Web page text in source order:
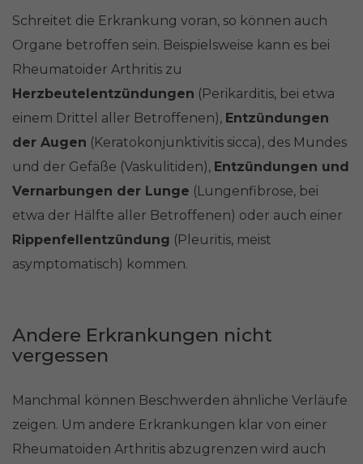
Schreitet die Erkrankung voran, so können auch
Organe betroffen sein. Beispielsweise kann es bei
Rheumatoider Arthritis zu
Herzbeutelentzündungen (Perikarditis, bei etwa
einem Drittel aller Betroffenen), Entzündungen
der Augen (Keratokonjunktivitis sicca), des Mundes
und der Gefäße (Vaskulitiden), Entzündungen und
Vernarbungen der Lunge (Lungenfibrose, bei
etwa der Hälfte aller Betroffenen) oder auch einer
Rippenfellentzündung (Pleuritis, meist
asymptomatisch) kommen.
Andere Erkrankungen nicht
vergessen
Manchmal können Beschwerden ähnliche Verläufe
zeigen. Um andere Erkrankungen klar von einer
Rheumatoiden Arthritis abzugrenzen wird auch